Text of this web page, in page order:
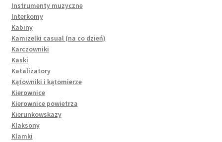
Instrumenty muzyczne
Interkomy
Kabiny
Kamizelki casual (na co dzień)
Karczowniki
Kaski
Katalizatory
Kątowniki i kątomierze
Kierownice
Kierownice powietrza
Kierunkowskazy
Klaksony
Klamki